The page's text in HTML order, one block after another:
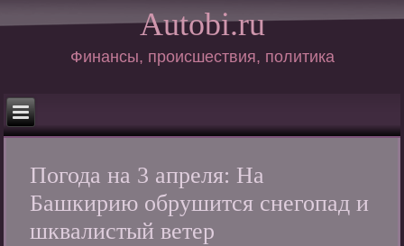
Autobi.ru
Финансы, происшествия, политика
Погода на 3 апреля: На
Башкирию обрушится снегопад и
шквалистый ветер